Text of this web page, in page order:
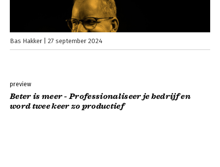
Bas Hakker 27 september 2024
preview
Beter is meer - Professionaliseer je bedrijf en
word twee keer zo productief